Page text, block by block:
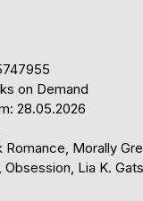
on Demand
28.05.2026
Morally
Lia K.